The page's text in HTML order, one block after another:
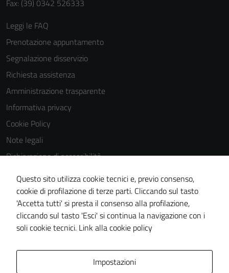
Fax: (39) 0342 526333
Leggi le FAQ
Prenotazione appuntamento
Segnalazione disservizio
Richiesta assistenza
Amministrazione trasparente
Informativa privacy
Cookie Policy
Note legali
Dichiarazione di accessibilità
Dichiarazione di accessibilità Servizi
Whistleblowing
Piano di miglioramento del sito
Area riservata
Questo sito utilizza cookie tecnici e, previo consenso,
cookie di profilazione di terze parti. Cliccando sul tasto
'Accetta tutti' si presta il consenso alla profilazione,
cliccando sul tasto 'Esci' si continua la navigazione con i
soli cookie tecnici. Link alla cookie policy
Impostazioni